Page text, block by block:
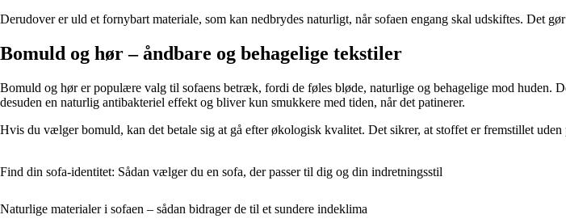
Derudover er uld et fornybart materiale, som kan nedbrydes naturligt, når sofaen engang skal udskiftes. Det
Bomuld og hør – åndbare og behagelige tekstiler
Bomuld og hør er populære valg til sofaens betræk, fordi de føles bløde, naturlige og behagelige mod huden.
desuden en naturlig antibakteriel effekt og bliver kun smukkere med tiden, når det patinerer.
Hvis du vælger bomuld, kan det betale sig at gå efter økologisk kvalitet. Det sikrer, at stoffet er fremstillet
Find din sofa-identitet: Sådan vælger du en sofa, der passer til dig og din indretningsstil
Naturlige materialer i sofaen – sådan bidrager de til et sundere indeklima